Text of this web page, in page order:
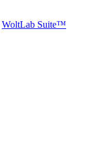
WoltLab Suite™